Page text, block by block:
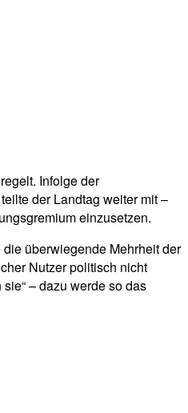
Infolge der
der Landtag weiter mit –
einzusetzen.
überwiegende Mehrheit der
Nutzer politisch nicht
– dazu werde so das